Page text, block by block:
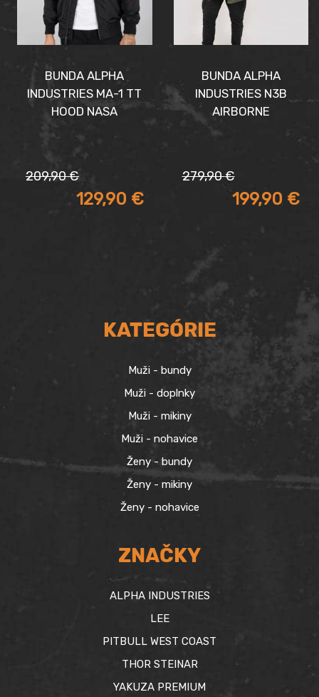
BUNDA ALPHA
INDUSTRIES MA-1 TT
HOOD NASA
209,90€
bola:
129,90 €
je:
BUNDA ALPHA
INDUSTRIES N3B
AIRBORNE
279,90€
bola:
199,90 €
je:
KATEGÓRIE
Muži - bundy
Muži - doplnky
Muži - mikiny
Muži - nohavice
Ženy - bundy
Ženy - mikiny
Ženy - nohavice
ZNAČKY
ALPHA INDUSTRIES
LEE
PITBULL WEST COAST
THOR STEINAR
YAKUZA PREMIUM